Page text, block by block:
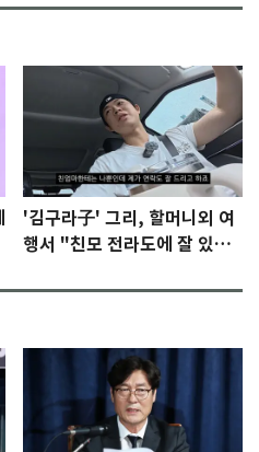
'김구라子' 그리, 할머니외 여
행서 "친모 전라도에 잘 있